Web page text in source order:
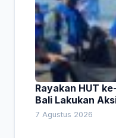
Rayakan HUT
Bali Lakukan
Lingkungan
7 Agustus 2026